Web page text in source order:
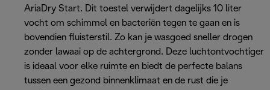
AriaDry Start. Dit toestel verwijdert dagelijks 10 liter
vocht om schimmel en bacteriën tegen te gaan en is
bovendien fluisterstil. Zo kan je wasgoed sneller drogen
zonder lawaai op de achtergrond. Deze luchtontvochtiger
is ideaal voor elke ruimte en biedt de perfecte balans
tussen een gezond binnenklimaat en de rust die je